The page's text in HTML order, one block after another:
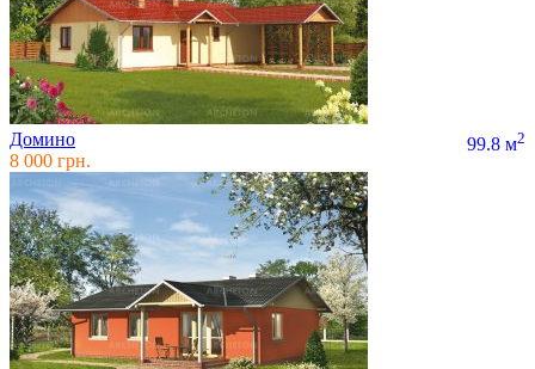
Домино 99.8 м2
8 000 грн.